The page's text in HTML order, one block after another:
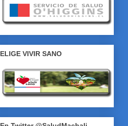
ELIGE VIVIR SANO